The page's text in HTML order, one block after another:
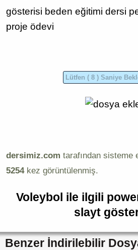
gösterisi beden eğitimi dersi
proje ödevi
dersimiz.com tarafından sisteme
5254kez görüntülenmiş.
Voleybol ile ilgili
slayt
Benzer İndirilebilir